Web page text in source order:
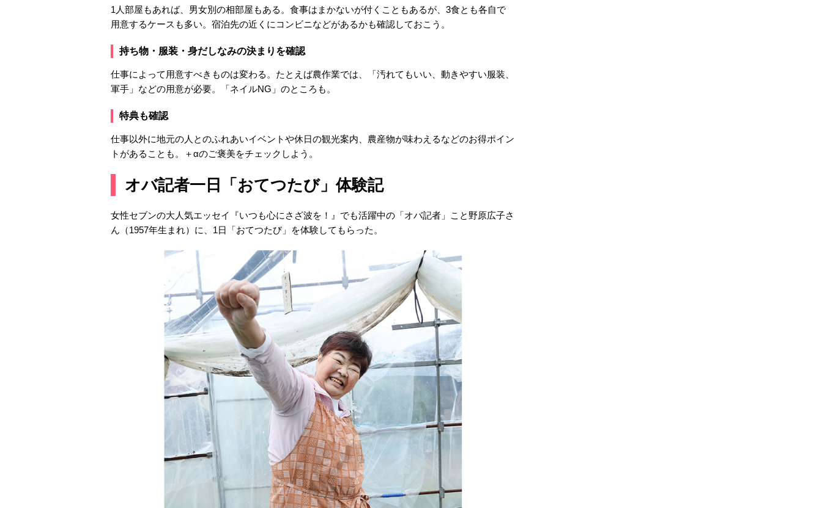
1人部屋もあれば、男女別の相部屋もある。食事はまかないが付くこともあるが、3食とも各自で
用意するケースも多い。宿泊先の近くにコンビニなどがあるかも確認しておこう。
持ち物・服装・身だしなみの決まりを確認
仕事によって用意すべきものは変わる。たとえば農作業では、「汚れてもいい、動きやすい服装、
軍手」などの用意が必要。「ネイルNG」のところも。
特典も確認
仕事以外に地元の人とのふれあいイベントや休日の観光案内、農産物が味わえるなどのお得ポイン
トがあることも。＋αのご褒美をチェックしよう。
オバ記者一日「おてつたび」体験記
女性セブンの大人気エッセイ『いつも心にさざ波を！』でも活躍中の「オバ記者」こと野原広子さ
ん（1957年生まれ）に、1日「おてつたび」を体験してもらった。